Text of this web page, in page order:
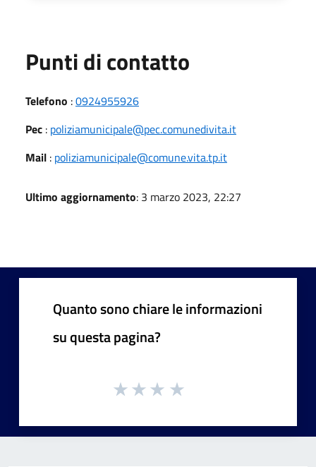
Punti di contatto
Telefono :0924955926
Pec : poliziamunicipale@pec.comunedivita.it
Mail : poliziamunicipale@comune.vita.tp.it
Ultimo aggiornamento: 3 marzo 2023, 22:27
Quanto sono chiare le informazioni
su questa pagina?